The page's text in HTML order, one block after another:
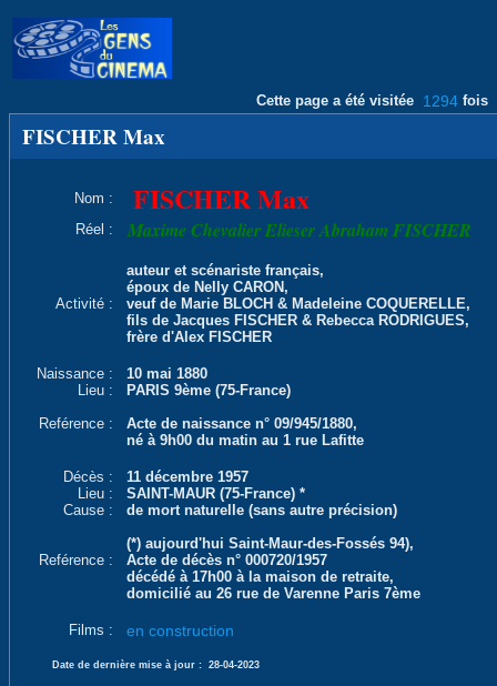
Cette page a été visitée 1294 fois
FISCHER Max
Nom : FISCHER Max
Réel : Maxime Chevalier Elieser Abraham FISCHER
Activité :
auteur et scénariste français,
époux de Nelly CARON,
veuf de Marie BLOCH & Madeleine COQUERELLE,
fils de Jacques FISCHER & Rebecca RODRIGUES,
frère d'Alex FISCHER
Naissance :
10 mai 1880
Lieu :
PARIS 9ème (75-France)
Reférence :
Acte de naissance n° 09/945/1880,
né à 9h00 du matin au 1 rue Lafitte
Décès :
11 décembre 1957
Lieu :
SAINT-MAUR (75-France) *
Cause :
de mort naturelle (sans autre précision)
Reférence :
(*) aujourd'hui Saint-Maur-des-Fossés 94),
Acte de décès n° 000720/1957
décédé à 17h00 à la maison de retraite,
domicilié au 26 rue de Varenne Paris 7ème
Films : en construction
Date de dernière mise à jour : 28-04-2023